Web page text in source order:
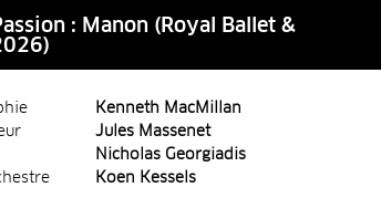
: Manon (Royal Ballet &
Kenneth MacMillan
Jules Massenet
Nicholas Georgiadis
Koen Kessels